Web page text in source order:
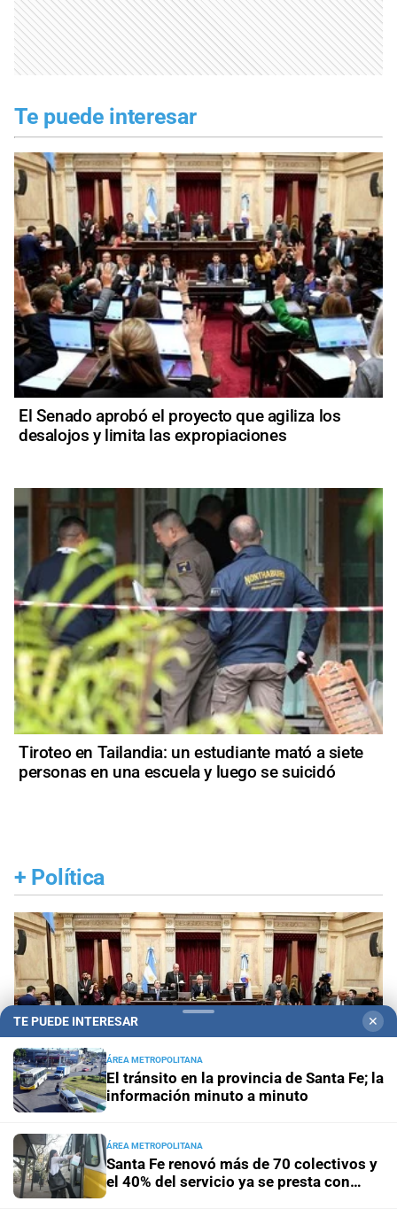
Te puede interesar
El Senado aprobó el proyecto que agiliza los
desalojos y limita las expropiaciones
Tiroteo en Tailandia: un estudiante mató a siete
personas en una escuela y luego se suicidó
+ Política
Respaldo al proyecto del Gobierno El Senado
aprobó el proyecto que agiliza los desalojos y
TE PUEDE INTERESAR ✕
ÁREA METROPOLITANA
El tránsito en la provincia de Santa Fe; la
información minuto a minuto
ÁREA METROPOLITANA
Santa Fe renovó más de 70 colectivos y
el 40% del servicio ya se presta con